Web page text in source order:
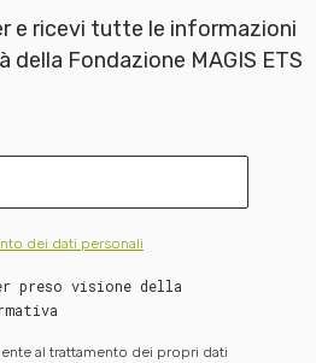
e ricevi tutte le informazioni
Fondazione MAGIS ETS
dei dati personali
preso visione della
al trattamento dei propri dati